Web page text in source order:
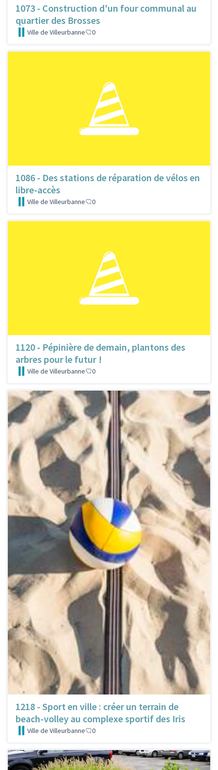
1073 - Construction d'un four communal au
quartier des Brosses
Ville de Villeurbanne 0
1086 - Des stations de réparation de vélos en
libre-accès
Ville de Villeurbanne 0
1120 - Pépinière de demain, plantons des
arbres pour le futur !
Ville de Villeurbanne 0
1218 - Sport en ville : créer un terrain de
beach-volley au complexe sportif des Iris
Ville de Villeurbanne 0